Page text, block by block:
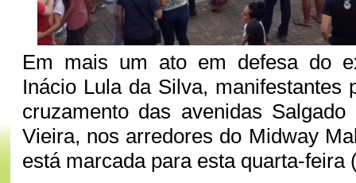
Em mais um ato em defesa do
Inácio Lula da Silva, manifestantes
cruzamento das avenidas
Vieira, nos arredores do Midway
está marcada para esta quarta-feira